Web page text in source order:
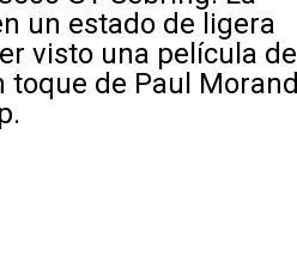
un estado de ligera
visto una película de
toque de Paul Morand